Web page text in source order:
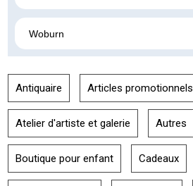
Woburn
Antiquaire Articles promotionnels
Atelier d'artiste et galerie Autres
Boutique pour enfant Cadeaux